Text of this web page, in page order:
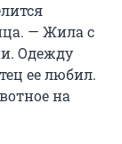
— Жила с
Одежду
ее любил.
на